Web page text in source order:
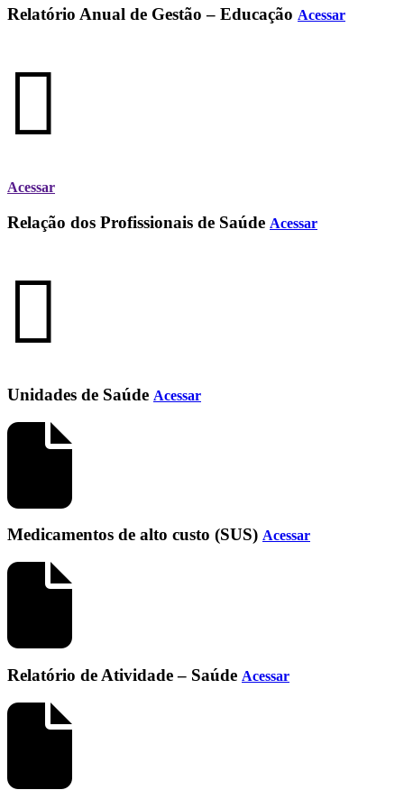
Relatório Anual de Gestão – Educação Acessar
Acessar
Relação dos Profissionais de Saúde Acessar
Unidades de Saúde Acessar
Medicamentos de alto custo (SUS) Acessar
Relatório de Atividade – Saúde Acessar